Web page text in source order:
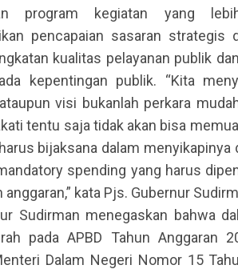
program kegiatan yang
pencapaian sasaran strategis
kualitas pelayanan publik
kepentingan publik. “Kita
visi bukanlah perkara
tentu saja tidak akan bisa
bijaksana dalam menyikapinya
spending yang harus
kata Pjs. Gubernur
Sudirman menegaskan bahwa
pada APBD Tahun Anggaran
Dalam Negeri Nomor 15